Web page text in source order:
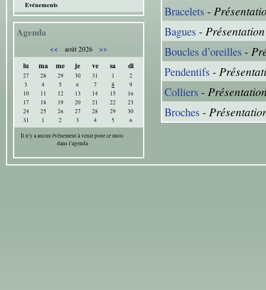
Evénements
Agenda
<< août 2026
>>
lu
ma me je ve sa di
27 28 29 30 31 1
2
3
4 5 6 7 8
9
10
11 12 13 14 15
16
17
18 19 20 21 22
23
24
25 26 27 28 29
30
31
1 2 3 4 5
6
Il n'y a aucun évènement à venir pour ce mois
dans l'agenda
Bracelets-
Bagues-
Boucles d’oreilles-
Pendentifs-
Colliers-
Broches-